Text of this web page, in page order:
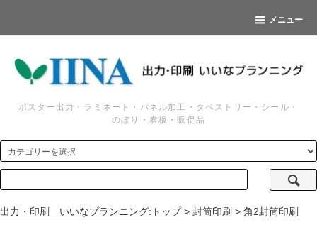
メニュー
ポスター出力・ラミネート・パネル加工・タペストリー・シール・
のぼり・看板・販促品
出力・印刷 いいなプランニング:トップ> 封筒印刷 > 角2封筒印刷